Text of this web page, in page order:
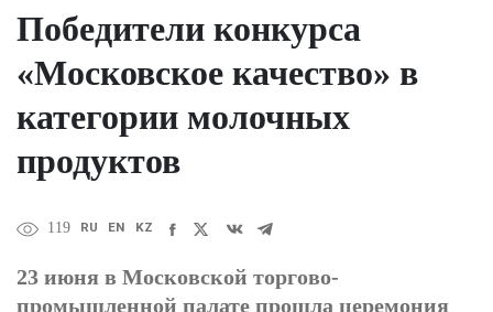
Победители конкурса
«Московское качество» в
категории молочных
продуктов
119 RU EN KZ
23 июня в Московской торгово-
промышленной палате прошла церемония